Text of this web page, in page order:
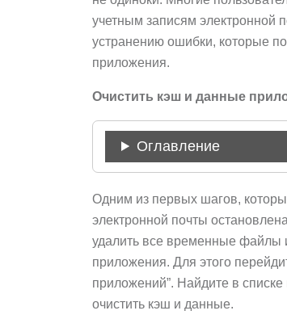
учетным записям электронной
устранению ошибки, которые
приложения.
Очистить кэш и данные
Оглавление
Одним из первых шагов,
электронной почты
удалить все временные файлы
приложения. Для этого
приложений”. Найдите в
очистить кэш и данные.